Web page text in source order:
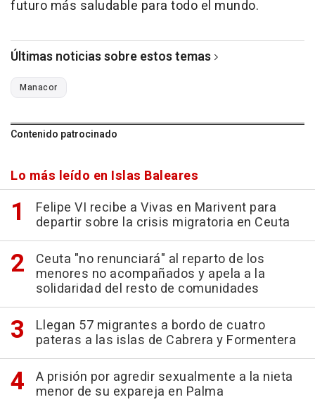
futuro más saludable para todo el mundo.
Últimas noticias sobre estos temas
Manacor
Contenido patrocinado
Lo más leído en Islas Baleares
Felipe VI recibe a Vivas en Marivent para
departir sobre la crisis migratoria en Ceuta
Ceuta "no renunciará" al reparto de los
menores no acompañados y apela a la
solidaridad del resto de comunidades
Llegan 57 migrantes a bordo de cuatro
pateras a las islas de Cabrera y Formentera
A prisión por agredir sexualmente a la nieta
menor de su expareja en Palma